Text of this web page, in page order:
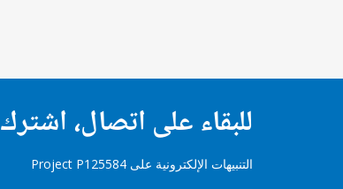
للبقاء على اتصال،
التنبيهات الإلكترونية على Project P125584